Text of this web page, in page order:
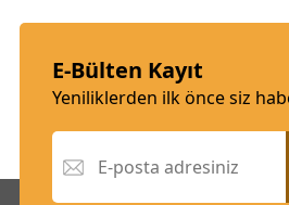
E-Bülten Kayıt
Yeniliklerden ilk önce siz